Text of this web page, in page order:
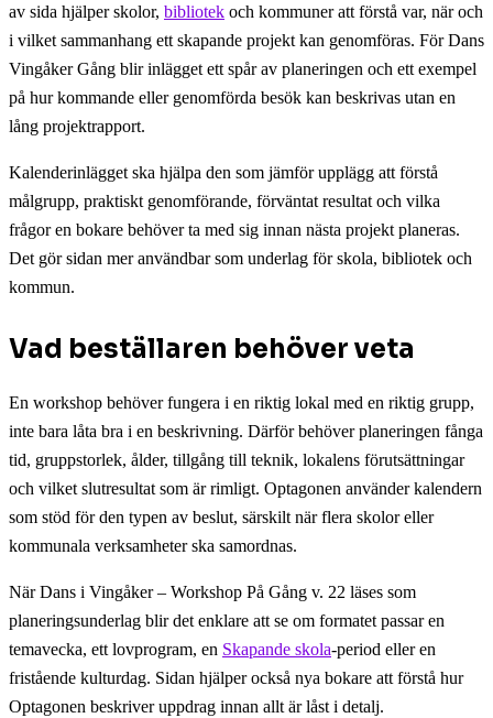
av sida hjälper skolor, bibliotek och kommuner att förstå var, när och
i vilket sammanhang ett skapande projekt kan genomföras. För Dans
Vingåker Gång blir inlägget ett spår av planeringen och ett exempel
på hur kommande eller genomförda besök kan beskrivas utan en
lång projektrapport.
Kalenderinlägget ska hjälpa den som jämför upplägg att förstå
målgrupp, praktiskt genomförande, förväntat resultat och vilka
frågor en bokare behöver ta med sig innan nästa projekt planeras.
Det gör sidan mer användbar som underlag för skola, bibliotek och
kommun.
Vad beställaren behöver veta
En workshop behöver fungera i en riktig lokal med en riktig grupp,
inte bara låta bra i en beskrivning. Därför behöver planeringen fånga
tid, gruppstorlek, ålder, tillgång till teknik, lokalens förutsättningar
och vilket slutresultat som är rimligt. Optagonen använder kalendern
som stöd för den typen av beslut, särskilt när flera skolor eller
kommunala verksamheter ska samordnas.
När Dans i Vingåker – Workshop På Gång v. 22 läses som
planeringsunderlag blir det enklare att se om formatet passar en
temavecka, ett lovprogram, en Skapande skola-period eller en
fristående kulturdag. Sidan hjälper också nya bokare att förstå hur
Optagonen beskriver uppdrag innan allt är låst i detalj.